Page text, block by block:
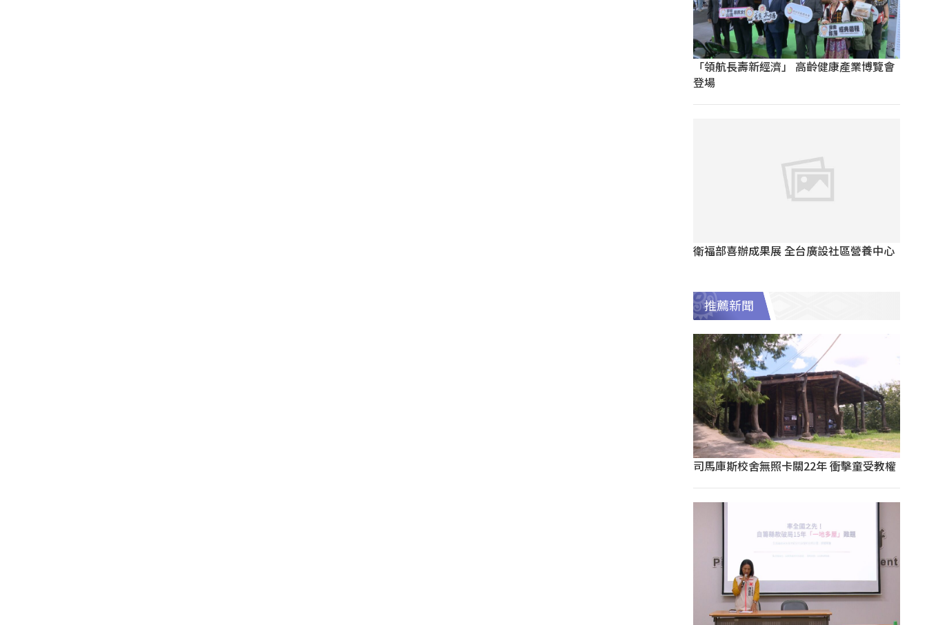
「領航長壽新經濟」 高齡健康產業博覽會
登場
衛福部喜辦成果展 全台廣設社區營養中心
推薦新聞
司馬庫斯校舍無照卡關22年 衝擊童受教權